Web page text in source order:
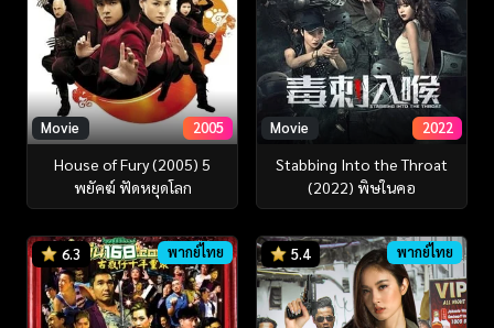
Movie 2005
House of Fury (2005) 5
พยัคฆ์ ฟัดหยุดโลก
Movie 2022
Stabbing Into the Throat
(2022) พิษในคอ
6.3 พากย์ไทย 5.4 พากย์ไทย